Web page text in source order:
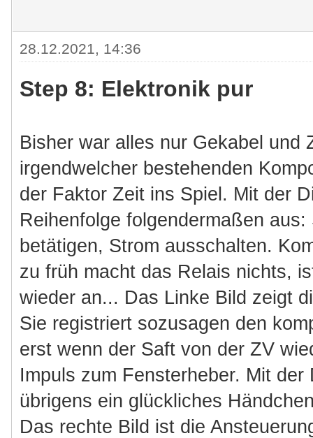
28.12.2021, 14:36
Step 8: Elektronik pur
Bisher war alles nur Gekabel und
irgendwelcher bestehenden
der Faktor Zeit ins Spiel. Mit der
Reihenfolge folgendermaßen
betätigen, Strom ausschalten.
zu früh macht das Relais nichts,
wieder an... Das Linke Bild zeigt
Sie registriert sozusagen den
erst wenn der Saft von der ZV
Impuls zum Fensterheber. Mit
übrigens ein glückliches
Das rechte Bild ist die